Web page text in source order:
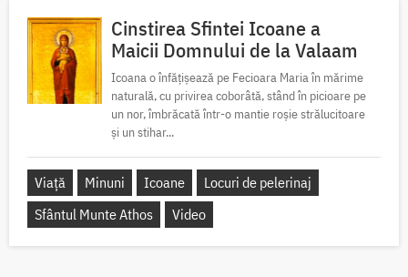
Cinstirea Sfintei Icoane a
Maicii Domnului de la Valaam
Icoana o înfățișează pe Fecioara Maria în mărime
naturală, cu privirea coborâtă, stând în picioare pe
un nor, îmbrăcată într-o mantie roșie strălucitoare
și un stihar...
Viață Minuni Icoane
Locuri de pelerinaj
Sfântul Munte Athos
Video